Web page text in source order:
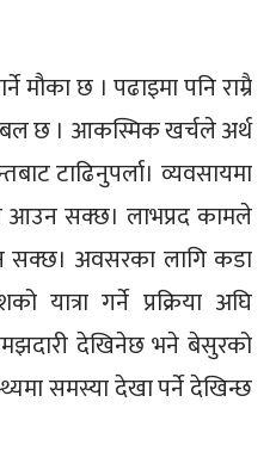
मौका छ । पढाइमा पनि राम्रै
छ । आकस्मिक खर्चले अर्थ
टाढिनुपर्ला। व्यवसायमा
आउन सक्छ। लाभप्रद कामले
सक्छ। अवसरका लागि कडा
यात्रा गर्ने प्रक्रिया अघि
देखिनेछ भने बेसुरको
समस्या देखा पर्ने देखिन्छ